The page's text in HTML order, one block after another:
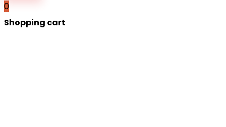
0
Shopping cart